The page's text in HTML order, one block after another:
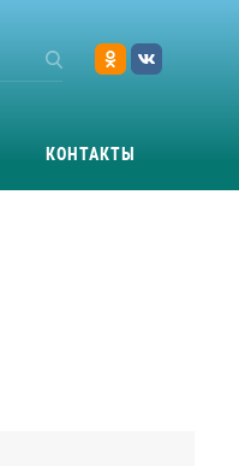
КОНТАКТЫ